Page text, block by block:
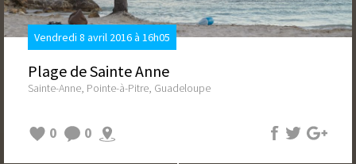
Vendredi 8 avril 2016 à 16h05
Plage de Sainte Anne
Sainte-Anne, Pointe-à-Pitre, Guadeloupe
0 0